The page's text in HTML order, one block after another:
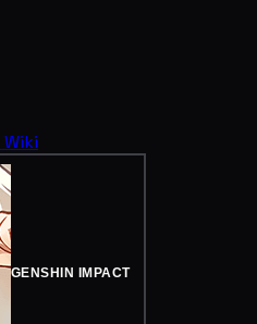
Wiki
GENSHIN IMPACT